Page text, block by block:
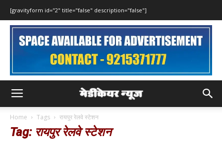
[gravityform id="2" title="false" description="false"]
Home Tags रायपुर रेलवे स्टेशन
Tag: रायपुर रेलवे स्टेशन